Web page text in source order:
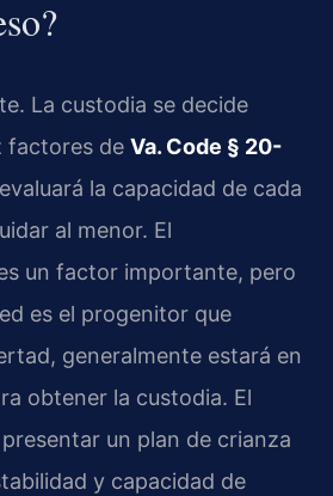
La custodia se decide
factores de Va. Code § 20-
la capacidad de cada
al menor. El
un factor importante, pero
es el progenitor que
generalmente estará en
obtener la custodia. El
un plan de crianza
y capacidad de